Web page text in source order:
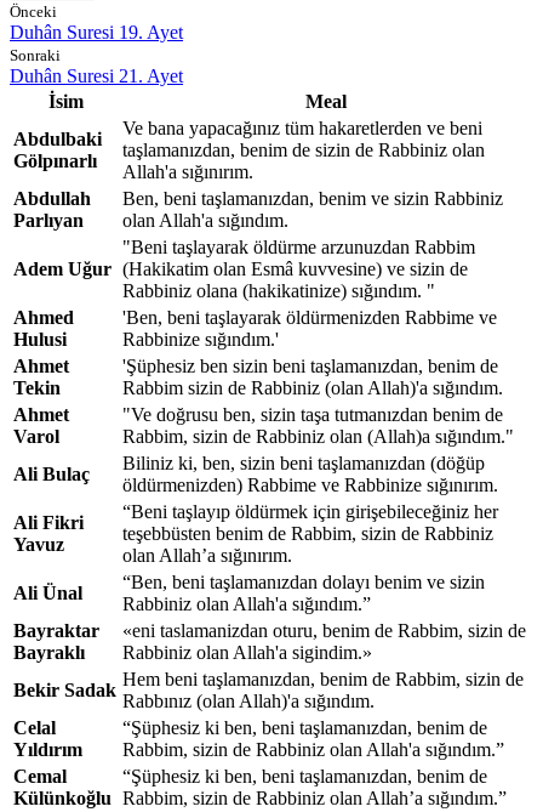
Önceki
Duhân Suresi 19. Ayet
Sonraki
Duhân Suresi 21. Ayet
İsim
Meal
Abdulbaki
Gölpınarlı
Ve bana yapacağınız tüm hakaretlerden ve beni
taşlamanızdan, benim de sizin de Rabbiniz olan
Allah'a sığınırım.
Abdullah
Parlıyan
Ben, beni taşlamanızdan, benim ve sizin Rabbiniz
olan Allah'a sığındım.
Adem Uğur
"Beni taşlayarak öldürme arzunuzdan Rabbim
(Hakikatim olan Esmâ kuvvesine) ve sizin de
Rabbiniz olana (hakikatinize) sığındım. "
Ahmed
Hulusi
'Ben, beni taşlayarak öldürmenizden Rabbime ve
Rabbinize sığındım.'
Ahmet
Tekin
'Şüphesiz ben sizin beni taşlamanızdan, benim de
Rabbim sizin de Rabbiniz (olan Allah)'a sığındım.
Ahmet
Varol
"Ve doğrusu ben, sizin taşa tutmanızdan benim de
Rabbim, sizin de Rabbiniz olan (Allah)a sığındım."
Ali Bulaç
Biliniz ki, ben, sizin beni taşlamanızdan (döğüp
öldürmenizden) Rabbime ve Rabbinize sığınırım.
Ali Fikri
Yavuz
“Beni taşlayıp öldürmek için girişebileceğiniz her
teşebbüsten benim de Rabbim, sizin de Rabbiniz
olan Allah’a sığınırım.
Ali Ünal
“Ben, beni taşlamanızdan dolayı benim ve sizin
Rabbiniz olan Allah'a sığındım.”
Bayraktar
Bayraklı
«eni taslamanizdan oturu, benim de Rabbim, sizin de
Rabbiniz olan Allah'a sigindim.»
Bekir Sadak
Hem beni taşlamanızdan, benim de Rabbim, sizin de
Rabbınız (olan Allah)'a sığındım.
Celal
Yıldırım
“Şüphesiz ki ben, beni taşlamanızdan, benim de
Rabbim, sizin de Rabbiniz olan Allah'a sığındım.”
Cemal
Külünkoğlu
“Şüphesiz ki ben, beni taşlamanızdan, benim de
Rabbim, sizin de Rabbiniz olan Allah’a sığındım.”